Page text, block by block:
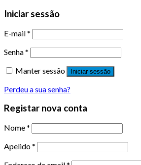
Iniciar sessão
E-mail*
Senha*
Manter sessão
Iniciar sessão
Perdeu a sua senha?
Registar nova conta
Nome*
Apelido*